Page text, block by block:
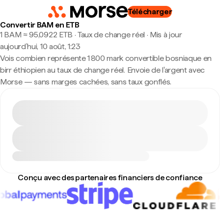
Télécharger
Convertir BAM en ETB
1 BAM ≈ 95,0922 ETB · Taux de change réel · Mis à jour
aujourd’hui, 10 août, 1:23
Vois combien représente 1 800 mark convertible bosniaque en
birr éthiopien au taux de change réel. Envoie de l'argent avec
Morse — sans marges cachées, sans taux gonflés.
Conçu avec des partenaires financiers de confiance